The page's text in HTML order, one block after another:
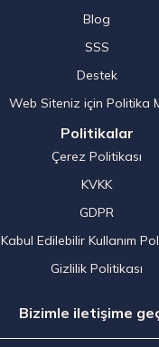
Blog
SSS
Destek
Web Siteniz için Politika
Politikalar
Çerez Politikası
KVKK
GDPR
Kabul Edilebilir Kullanım
Gizlilik Politikası
Bizimle iletişime